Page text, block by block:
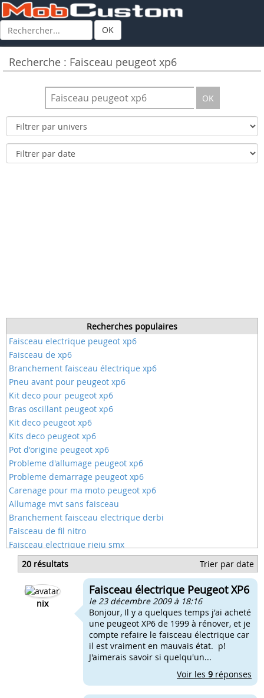
OK
Recherche : Faisceau peugeot xp6
OK
Recherches populaires
Faisceau electrique peugeot xp6
Faisceau de xp6
Branchement faisceau électrique xp6
Pneu avant pour peugeot xp6
Kit deco pour peugeot xp6
Bras oscillant peugeot xp6
Kit deco peugeot xp6
Kits deco peugeot xp6
Pot d'origine peugeot xp6
Probleme d'allumage peugeot xp6
Probleme demarrage peugeot xp6
Carenage pour ma moto peugeot xp6
Allumage mvt sans faisceau
Branchement faisceau electrique derbi
Faisceau de fil nitro
Faisceau electrique rieju smx
Faisceau electrique sans batterie
Schema faisceau electrique 103
Schema faisceau electrique scooter
Faisceau dt 50
20 résultats Trier par date
nix
Faisceau électrique Peugeot XP6
le 23 décembre 2009 à 18:16
Bonjour, Il y a quelques temps j'ai acheté
une peugeot XP6 de 1999 à rénover, et je
compte refaire le faisceau électrique car
il est vraiment en mauvais état. p!
J'aimerais savoir si quelqu'un...
Voir les 9 réponses